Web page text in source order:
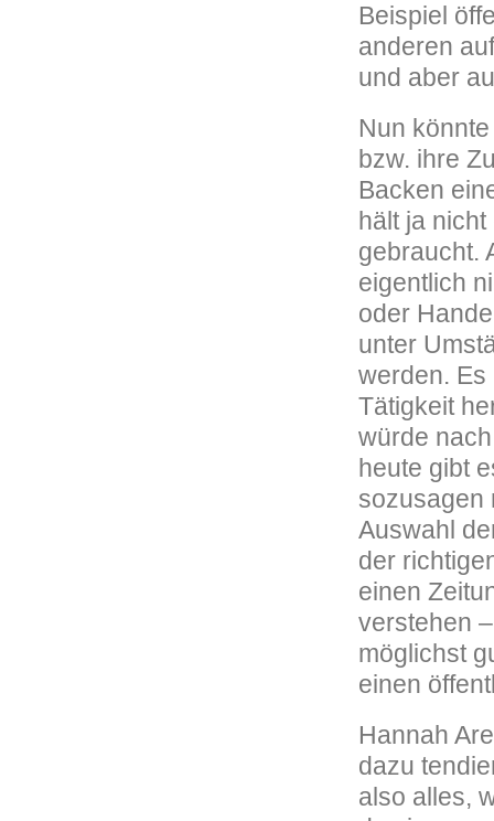
Beispiel
anderen
und aber
Nun
bzw. ihre
Backen
hält ja
gebraucht.
eigentlich
oder
unter
werden. Es
Tätigkeit
würde
heute gibt
sozusagen
Auswahl
der
einen
verstehen
möglichst
einen
Hannah
dazu
also alles,